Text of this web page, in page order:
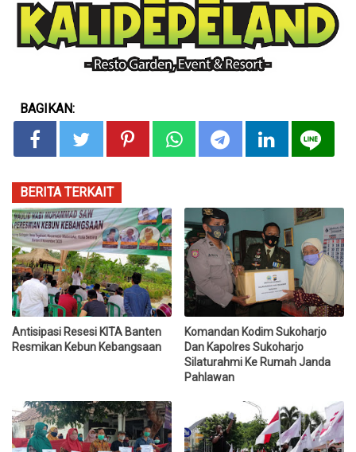
BAGIKAN:
BERITA TERKAIT
Antisipasi Resesi KITA Banten
Resmikan Kebun Kebangsaan
Komandan Kodim Sukoharjo
Dan Kapolres Sukoharjo
Silaturahmi Ke Rumah Janda
Pahlawan